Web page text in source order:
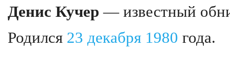
Денис Кучер — известный
Родился 23 декабря 1980 года.